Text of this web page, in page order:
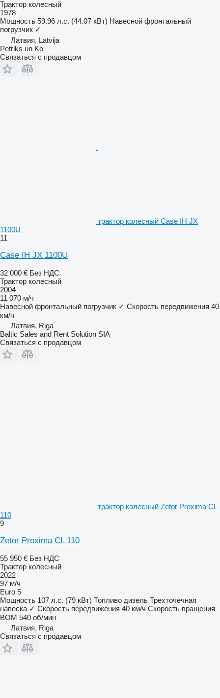
Трактор колесный
1978
Мощность 59.96 л.с. (44.07 кВт) Навесной фронтальный
погрузчик ✓
Латвия, Latvija
Petriks un Ko
Связаться с продавцом
трактор колесный Case IH JX
1100U
11
Case IH JX 1100U
32 000 € Без НДС
Трактор колесный
2004
11 070 м/ч
Навесной фронтальный погрузчик ✓ Скорость передвижения 40
км/ч
Латвия, Riga
Baltic Sales and Rent Solution SIA
Связаться с продавцом
трактор колесный Zetor Proxima CL
110
9
Zetor Proxima CL 110
55 950 € Без НДС
Трактор колесный
2022
97 м/ч
Euro 5
Мощность 107 л.с. (79 кВт) Топливо дизель Трехточечная
навеска ✓ Скорость передвижения 40 км/ч Скорость вращения
ВОМ 540 об/мин
Латвия, Riga
Связаться с продавцом